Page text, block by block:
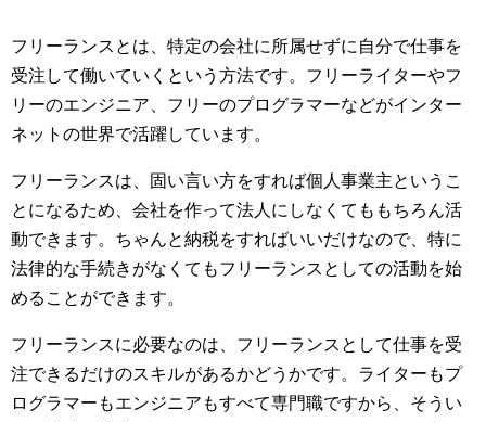
フリーランスとは、特定の会社に所属せずに自分で仕事を
受注して働いていくという方法です。フリーライターやフ
リーのエンジニア、フリーのプログラマーなどがインター
ネットの世界で活躍しています。
フリーランスは、固い言い方をすれば個人事業主というこ
とになるため、会社を作って法人にしなくてももちろん活
動できます。ちゃんと納税をすればいいだけなので、特に
法律的な手続きがなくてもフリーランスとしての活動を始
めることができます。
フリーランスに必要なのは、フリーランスとして仕事を受
注できるだけのスキルがあるかどうかです。ライターもプ
ログラマーもエンジニアもすべて専門職ですから、そうい